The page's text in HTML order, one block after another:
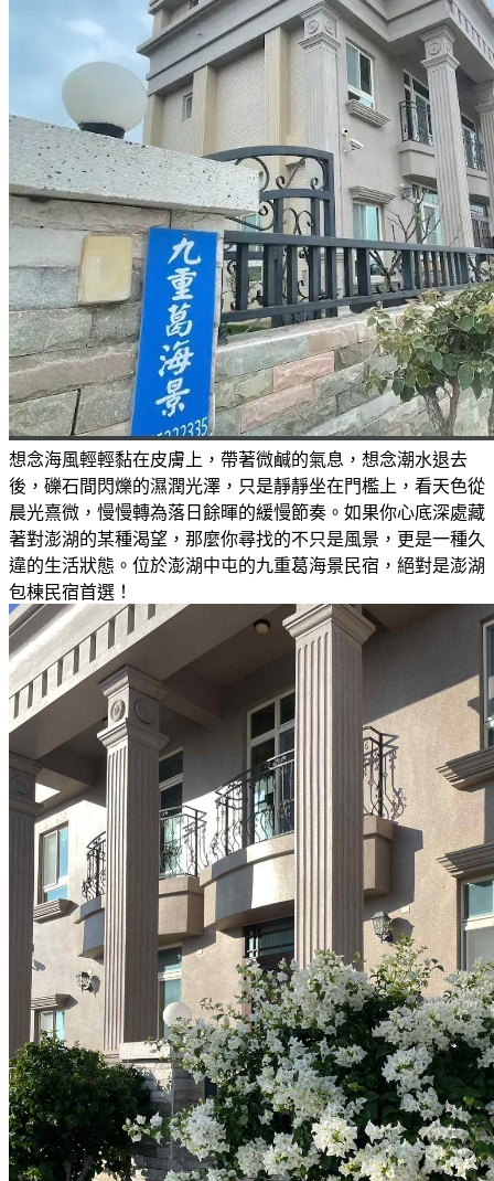
想念海風輕輕黏在皮膚上，帶著微鹹的氣息，想念潮水退去
後，礫石間閃爍的濕潤光澤，只是靜靜坐在門檻上，看天色從
晨光熹微，慢慢轉為落日餘暉的緩慢節奏。如果你心底深處藏
著對澎湖的某種渴望，那麼你尋找的不只是風景，更是一種久
違的生活狀態。位於澎湖中屯的九重葛海景民宿，絕對是澎湖
包棟民宿首選！